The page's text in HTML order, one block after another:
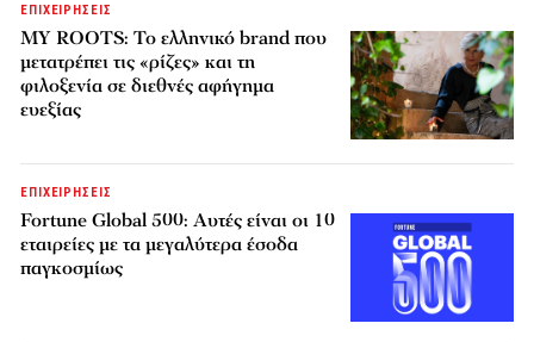
ΕΠΙΧΕΙΡΗΣΕΙΣ
MY ROOTS: Το ελληνικό brand που
μετατρέπει τις «ρίζες» και τη
φιλοξενία σε διεθνές αφήγημα
ευεξίας
ΕΠΙΧΕΙΡΗΣΕΙΣ
Fortune Global 500: Αυτές είναι οι 10
εταιρείες με τα μεγαλύτερα έσοδα
παγκοσμίως